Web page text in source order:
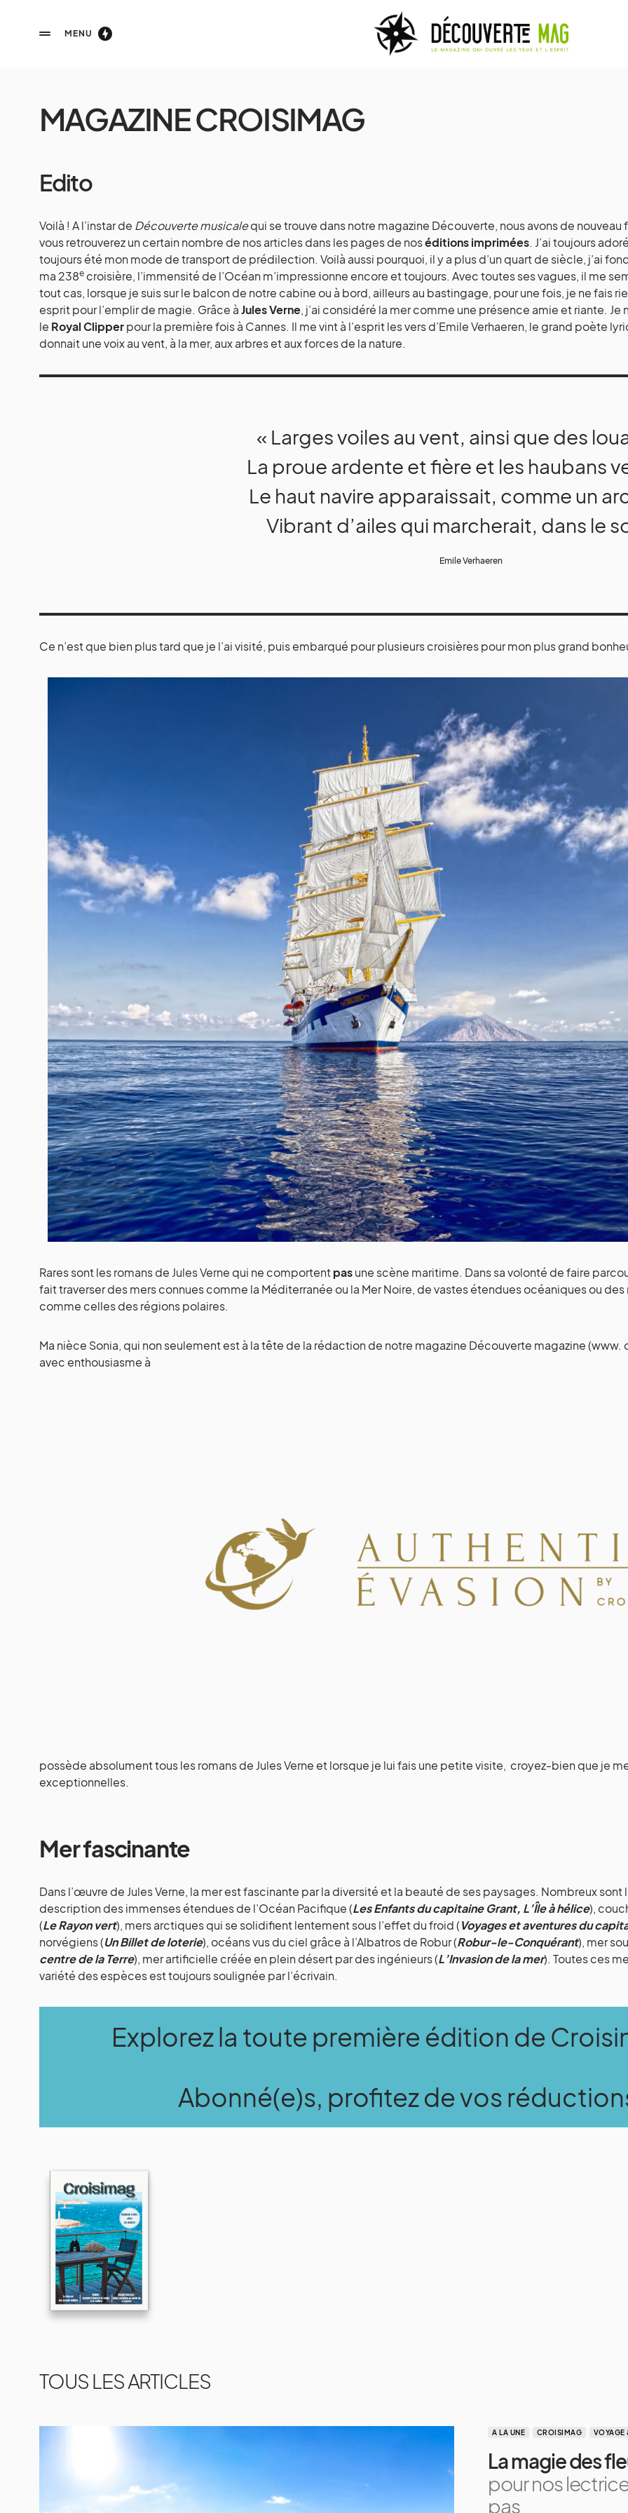
MENU
MAGAZINE CROISIMAG
Edito
Voilà ! A l’instar de Découverte musicalequi se trouve dans notre magazine Découverte, nous avons de
vous retrouverez un certain nombre de nos articles dans les pages de noséditions imprimées. J’ai toujours
toujours été mon mode de transport de prédilection. Voilà aussi pourquoi, il y a plus d’un quart de siècle, j’ai
ma 238e croisière, l’immensité de l’Océan m’impressionne encore et toujours. Avec toutes ses vagues, il me
tout cas, lorsque je suis sur le balcon de notre cabine ou à bord, ailleurs au bastingage, pour une fois, je ne fais
esprit pour l’emplir de magie. Grâce àJules Verne, j’ai considéré la mer comme une présence amie et riante.
le Royal Clipperpour la première fois à Cannes. Il me vint à l’esprit les vers d’Emile Verhaeren, le grand poète
donnait une voix au vent, à la mer, aux arbres et aux forces de la nature.
« Larges voiles au vent, ainsi que des
La proue ardente et fière et les haubans
Le haut navire apparaissait, comme un
Vibrant d’ailes qui marcherait, dans le
Emile Verhaeren
Ce n’est que bien plus tard que je l’ai visité, puis embarqué pour plusieurs croisières pour mon plus grand
Rares sont les romans de Jules Verne qui ne comportentpasune scène maritime. Dans sa volonté de faire
fait traverser des mers connues comme la Méditerranée ou la Mer Noire, de vastes étendues océaniques ou
comme celles des régions polaires.
Ma nièce Sonia, qui non seulement est à la tête de la rédaction de notre magazine Découverte magazine
avec enthousiasme à
possède absolument tous les romans de Jules Verne et lorsque je lui fais une petite visite, croyez-bien que je
exceptionnelles.
Mer fascinante
Dans l’œuvre de Jules Verne, la mer est fascinante par la diversité et la beauté de ses paysages. Nombreux
description des immenses étendues de l’Océan Pacifique (Les Enfants du capitaine Grant, L’Île à hélice),
(Le Rayon vert), mers arctiques qui se solidifient lentement sous l’effet du froid (Voyages et aventures du
norvégiens (Un Billet de loterie), océans vus du ciel grâce à l’Albatros de Robur (Robur-le-Conquérant), mer
centre de la Terre), mer artificielle créée en plein désert par des ingénieurs (L’Invasion de la mer). Toutes ces
variété des espèces est toujours soulignée par l’écrivain.
Explorez la toute première édition de
Abonné(e)s, profitez de vos
TOUS LES ARTICLES
A LA UNE CROISIMAG VOYAGE
La magie des
pour nos
pas